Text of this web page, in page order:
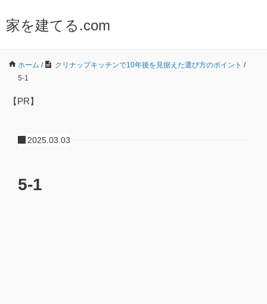
家を建てる.com
ホーム / クリナップキッチンで10年後を見据えた選び方のポイント /
5-1
【PR】
2025.03.03
5-1